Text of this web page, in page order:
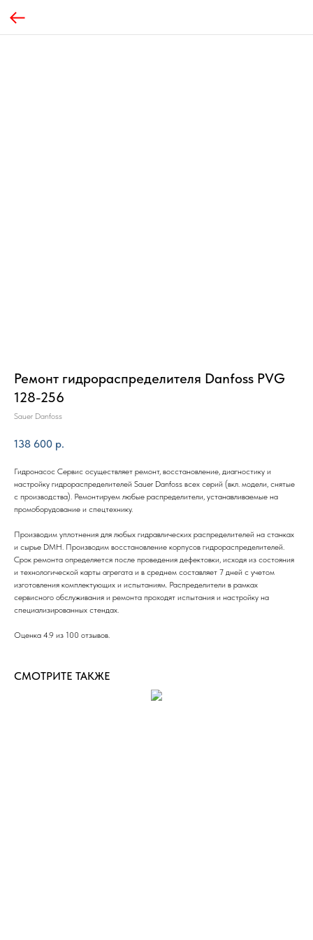
Ремонт гидрораспределителя Danfoss PVG
128-256
Sauer Danfoss
138 600 р.
Гидронасос Сервис осуществляет ремонт, восстановление, диагностику и
настройку гидрораспределителей Sauer Danfoss всех серий (вкл. модели, снятые
с производства). Ремонтируем любые распределители, устанавливаемые на
промоборудование и спецтехнику.
Производим уплотнения для любых гидравлических распределителей на станках
и сырье DMH. Производим восстановление корпусов гидрораспределителей.
Срок ремонта определяется после проведения дефектовки, исходя из состояния
и технологической карты агрегата и в среднем составляет 7 дней с учетом
изготовления комплектующих и испытаниям. Распределители в рамках
сервисного обслуживания и ремонта проходят испытания и настройку на
специализированных стендах.
Оценка 4.9 из 100 отзывов.
СМОТРИТЕ ТАКЖЕ